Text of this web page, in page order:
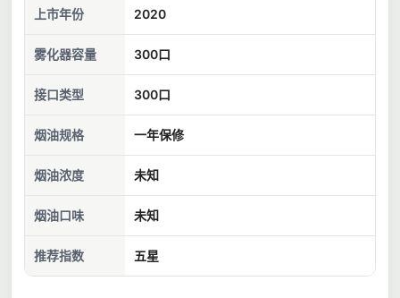
上市年份 2020
雾化器容量 300口
接口类型 300口
烟油规格 一年保修
烟油浓度 未知
烟油口味 未知
推荐指数 五星